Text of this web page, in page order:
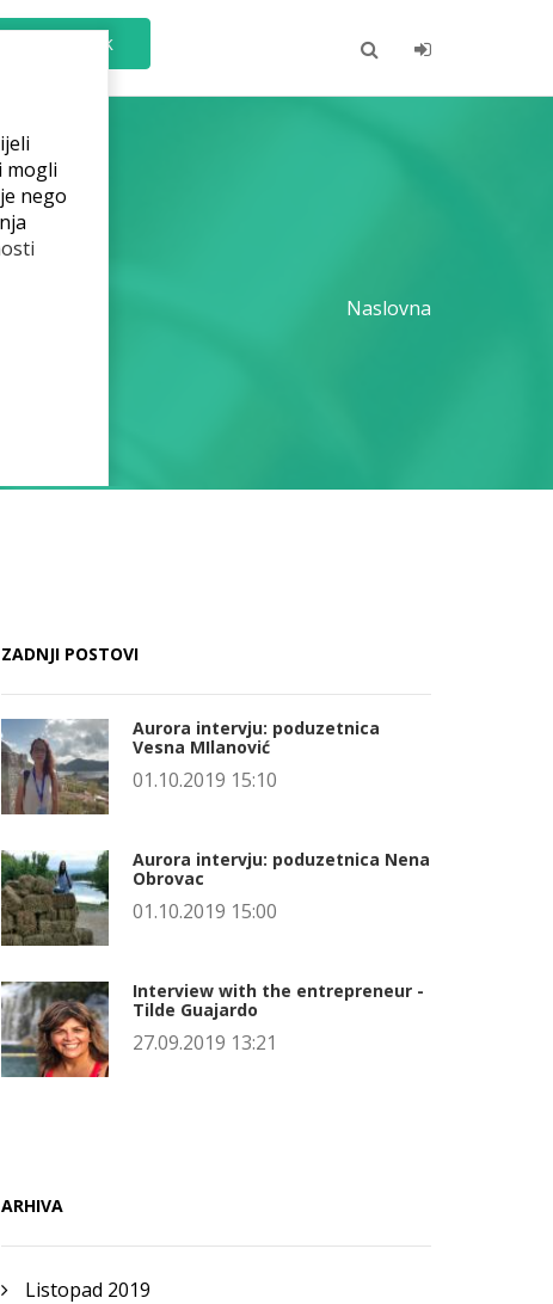
mogli
nego
Čarobnjak
Naslovna
ZADNJI POSTOVI
Aurora intervju: poduzetnica
Vesna MIlanović
01.10.2019 15:10
Aurora intervju: poduzetnica Nena
Obrovac
01.10.2019 15:00
Interview with the entrepreneur -
Tilde Guajardo
27.09.2019 13:21
ARHIVA
Listopad 2019